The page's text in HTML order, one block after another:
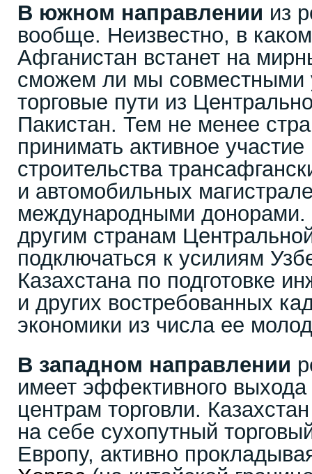
В южном направлении из
вообще. Неизвестно, в
Афганистан встанет на
сможем ли мы совместными
торговые пути из
Пакистан. Тем не менее
принимать активное участие
строительства
и автомобильных
международными донорами.
другим странам
подключаться к усилиям
Казахстана по подготовке
и других востребованных
экономики из числа ее
В западном направлении
имеет эффективного
центрам торговли.
на себе сухопутный
Европу, активно